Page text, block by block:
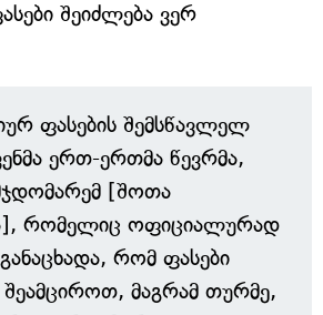
შეიძლება ვერ
ფასების შემსწავლელ
ერთ-ერთმა წევრმა,
[შოთა
რომელიც ოფიციალურად
რომ ფასები
მაგრამ თურმე,